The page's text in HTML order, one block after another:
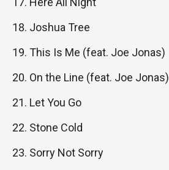
Joshua Tree
This Is Me (feat. Joe Jonas)
On the Line (feat. Joe Jonas)
Let You Go
Stone Cold
Sorry Not Sorry